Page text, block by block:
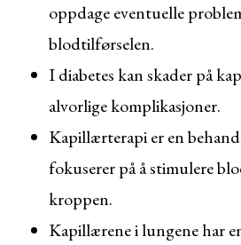
oppdage eventuelle
blodtilførselen.
I diabetes kan skader på
alvorlige komplikasjoner.
Kapillærterapi er en
fokuserer på å stimulere
kroppen.
Kapillærene i lungene har